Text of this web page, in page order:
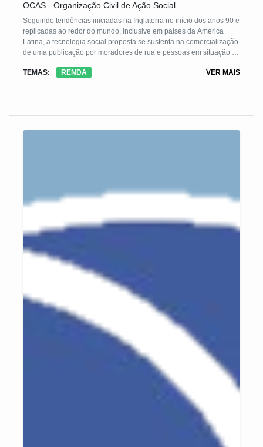
OCAS - Organização Civil de Ação Social
Seguindo tendências iniciadas na Inglaterra no início dos anos 90 e
replicadas ao redor do mundo, inclusive em países da América
Latina, a tecnologia social proposta se sustenta na comercialização
de uma publicação por moradores de rua e pessoas em situação de
geração de rendae, ao mesmo tempo, promove a integração desse
TEMAS: RENDA VER MAIS